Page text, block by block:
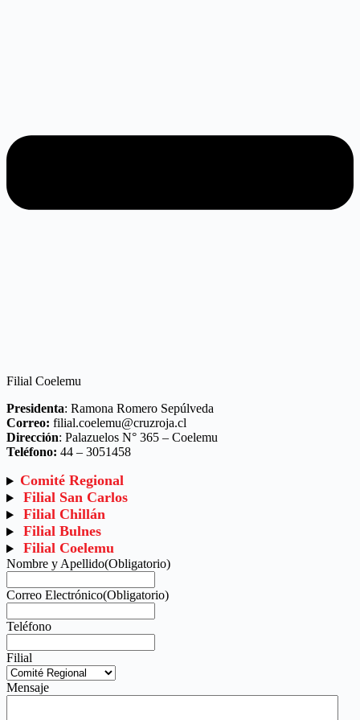
Filial Coelemu
Presidenta: Ramona Romero Sepúlveda
Correo: filial.coelemu@cruzroja.cl
Dirección: Palazuelos N° 365 – Coelemu
Teléfono: 44 – 3051458
Comité Regional
Filial San Carlos
Filial Chillán
Filial Bulnes
Filial Coelemu
Nombre y Apellido(Obligatorio)
Correo Electrónico(Obligatorio)
Teléfono
Filial
Mensaje